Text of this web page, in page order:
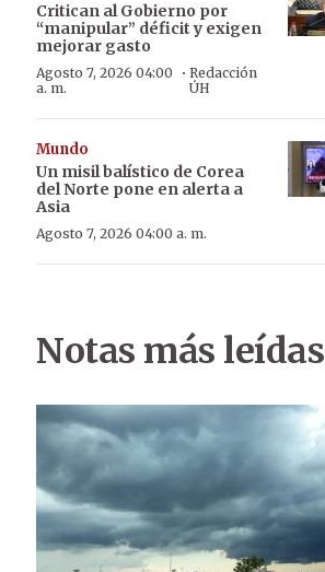
Critican al Gobierno por
“manipular” déficit y exigen
mejorar gasto
Agosto 7, 2026 04:00
a. m.
· Redacción
ÚH
Mundo
Un misil balístico de Corea
del Norte pone en alerta a
Asia
Agosto 7, 2026 04:00 a. m.
Notas más leídas